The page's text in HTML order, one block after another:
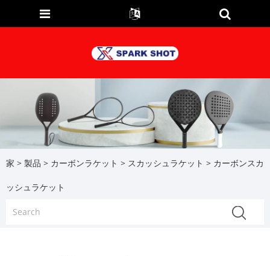
家 > 製品 > カーボンラケット > スカッシュラケット > カーボンスカ
ッシュラケット